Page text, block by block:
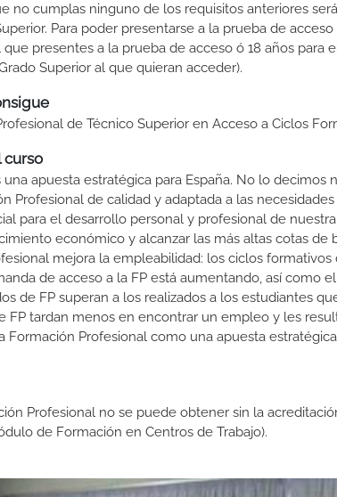
no cumplas ninguno de los requisitos anteriores
Para poder presentarse a la prueba de
presentes a la prueba de acceso ó 18 años
Superior al que quieran acceder).
de Técnico Superior en Acceso a Ciclos
curso
apuesta estratégica para España. No lo decimos
Profesional de calidad y adaptada a las
para el desarrollo personal y profesional de
económico y alcanzar las más altas cotas de
mejora la empleabilidad: los ciclos
de acceso a la FP está aumentando, así como
de FP superan a los realizados a los estudiantes
FP tardan menos en encontrar un empleo y les
Profesional como una apuesta estratégica.
Profesional no se puede obtener sin la
de Formación en Centros de Trabajo).